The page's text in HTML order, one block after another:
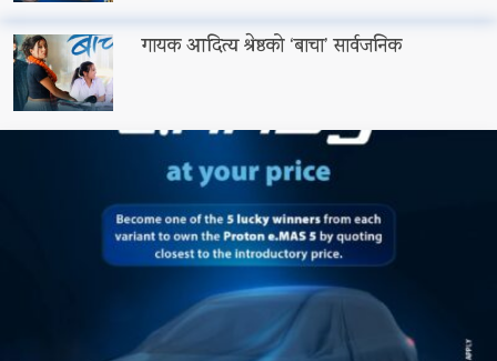
गायक आदित्य श्रेष्ठको ‘बाचा’ सार्वजनिक